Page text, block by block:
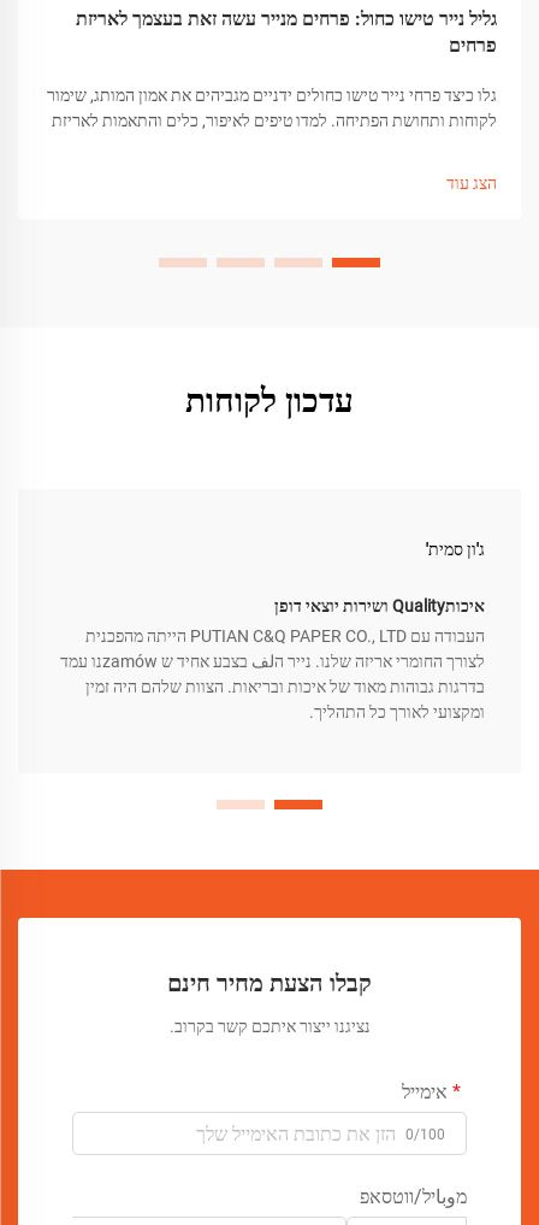
גליל נייר טישו כחול: פרחים מנייר עשה זאת בעצמך לאריזת
פרחים
גלו כיצד פרחי נייר טישו כחולים ידניים מגביהים את אמון המותג, שימור
לקוחות ותחושת הפתיחה. למדו טיפים לאיפור, כלים והתאמות לאריזת
הצג עוד
עדכון לקוחות
ג'ון סמית'
איכותQuality ושירות יוצאי דופן
העבודה עם PUTIAN C&Q PAPER CO., LTD הייתה מהפכנית
לצורך החומרי אריזה שלנו. נייר הلف בצבע אחיד ש zamówנו עמד
בדרגות גבוהות מאוד של איכות ובריאות. הצוות שלהם היה זמין
ומקצועי לאורך כל התהליך.
קבלו הצעת מחיר חינם
נציגנו ייצור איתכם קשר בקרוב.
אימייל
0/100
מوباיל/ווטסאפ